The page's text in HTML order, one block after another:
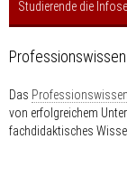
Studierende die
Professionswissen
Das Professionswissen
von erfolgreichem
fachdidaktisches